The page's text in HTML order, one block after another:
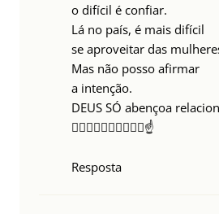
o difícil é confiar.
Lá no país, é mais difícil
se aproveitar das
Mas não posso afirmar
a intenção.
DEUS SÓ abençoa
☝🏿☝🏾☝🏽☝🏼☝🏻☝️
Resposta